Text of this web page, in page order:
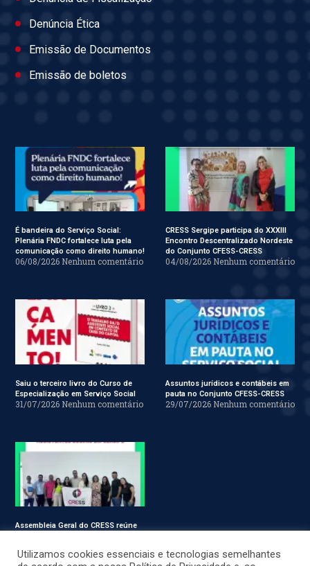
Denúncia Ética
Emissão de Documentos
Emissão de boletos
É bandeira do Serviço Social:
Plenária FNDC fortalece luta pela
comunicação como direito humano!
06/08/2026 Nenhum comentário
CRESS Sergipe participa do XXXIII
Encontro Descentralizado Nordeste
do Conjunto CFESS-CRESS
04/08/2026 Nenhum comentário
Saiu o terceiro livro do Curso de
Especialização em Serviço Social
31/07/2026 Nenhum comentário
Assuntos jurídicos e contábeis em
pauta no Conjunto CFESS-CRESS
29/07/2026 Nenhum comentário
Assembleia Geral do CRESS reúne
Utilizamos cookies essenciais e tecnologias semelhantes